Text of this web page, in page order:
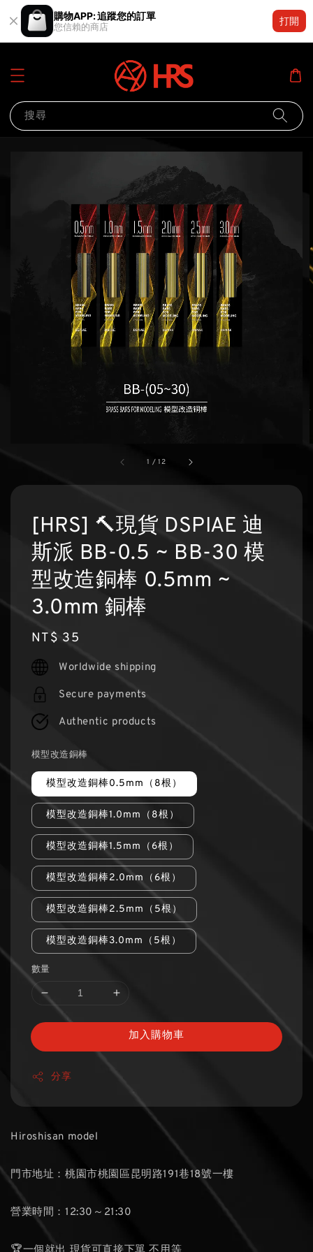
購物APP: 追蹤您的訂單
您信賴的商店
打開
搜尋
1 /12
[HRS] 🔨現貨 DSPIAE 迪
斯派 BB-0.5 ~ BB-30 模
型改造銅棒 0.5mm ~
3.0mm 銅棒
Regular
price
NT$ 35
Worldwide shipping
Secure payments
Authentic products
模型改造銅棒
模型改造銅棒0.5mm（8根）
模型改造銅棒1.0mm（8根）
模型改造銅棒1.5mm（6根）
模型改造銅棒2.0mm（6根）
模型改造銅棒2.5mm（5根）
模型改造銅棒3.0mm（5根）
數量
加入購物車
分享
Hiroshisan model
門市地址：桃園市桃園區昆明路191巷18號一樓
營業時間：12:30～21:30